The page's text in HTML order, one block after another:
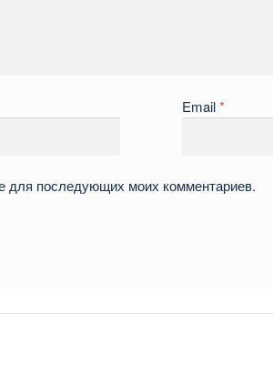
Email*
для последующих моих комментариев.